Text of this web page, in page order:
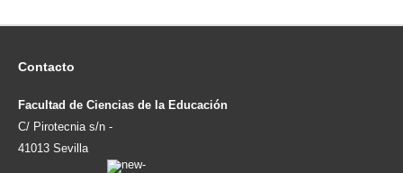
Contacto
Facultad de Ciencias de la Educación
C/ Pirotecnia s/n -
41013 Sevilla